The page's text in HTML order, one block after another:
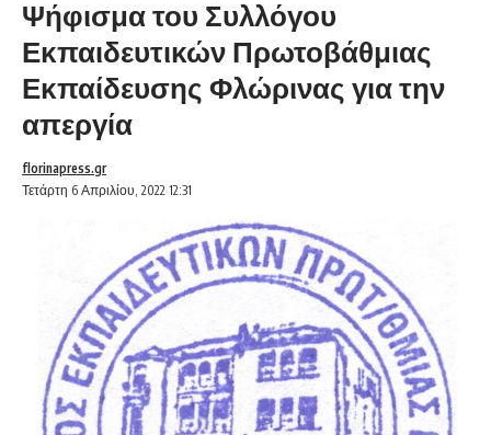
Ψήφισμα του Συλλόγου
Εκπαιδευτικών Πρωτοβάθμιας
Εκπαίδευσης Φλώρινας για την
απεργία
Τετάρτη 6 Απριλίου, 2022 12:31
florinapress.gr